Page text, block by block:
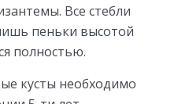
Все стебли
пеньки высотой
полностью.
кусты необходимо